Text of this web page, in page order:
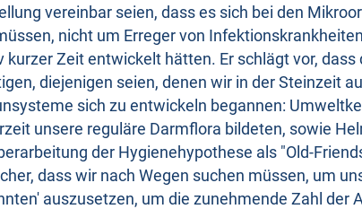
vereinbar seien, dass es sich bei den
nicht um Erreger von
kurzer Zeit entwickelt hätten. Er schlägt vor,
diejenigen seien, denen wir in der Steinzeit
sich zu entwickeln begannen:
unsere reguläre Darmflora bildeten, sowie
der Hygienehypothese als "Old-
dass wir nach Wegen suchen müssen, um
auszusetzen, um die zunehmende Zahl der